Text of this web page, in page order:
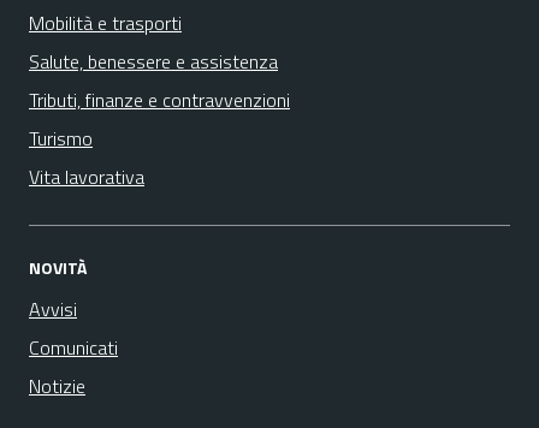
Mobilità e trasporti
Salute, benessere e assistenza
Tributi, finanze e contravvenzioni
Turismo
Vita lavorativa
NOVITÀ
Avvisi
Comunicati
Notizie